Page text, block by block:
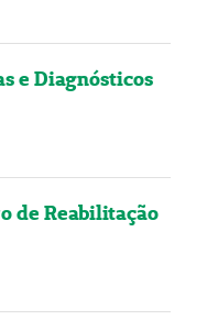
e Diagnósticos
de Reabilitação